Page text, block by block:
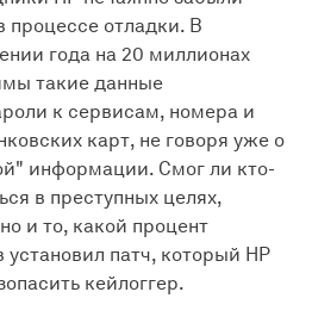
процессе отладки. В
года на 20 миллионах
такие данные
к сервисам, номера и
карт, не говоря уже о
информации. Смог ли кто-
в преступных целях,
и то, какой процент
установил патч, который HP
кейлоггер.